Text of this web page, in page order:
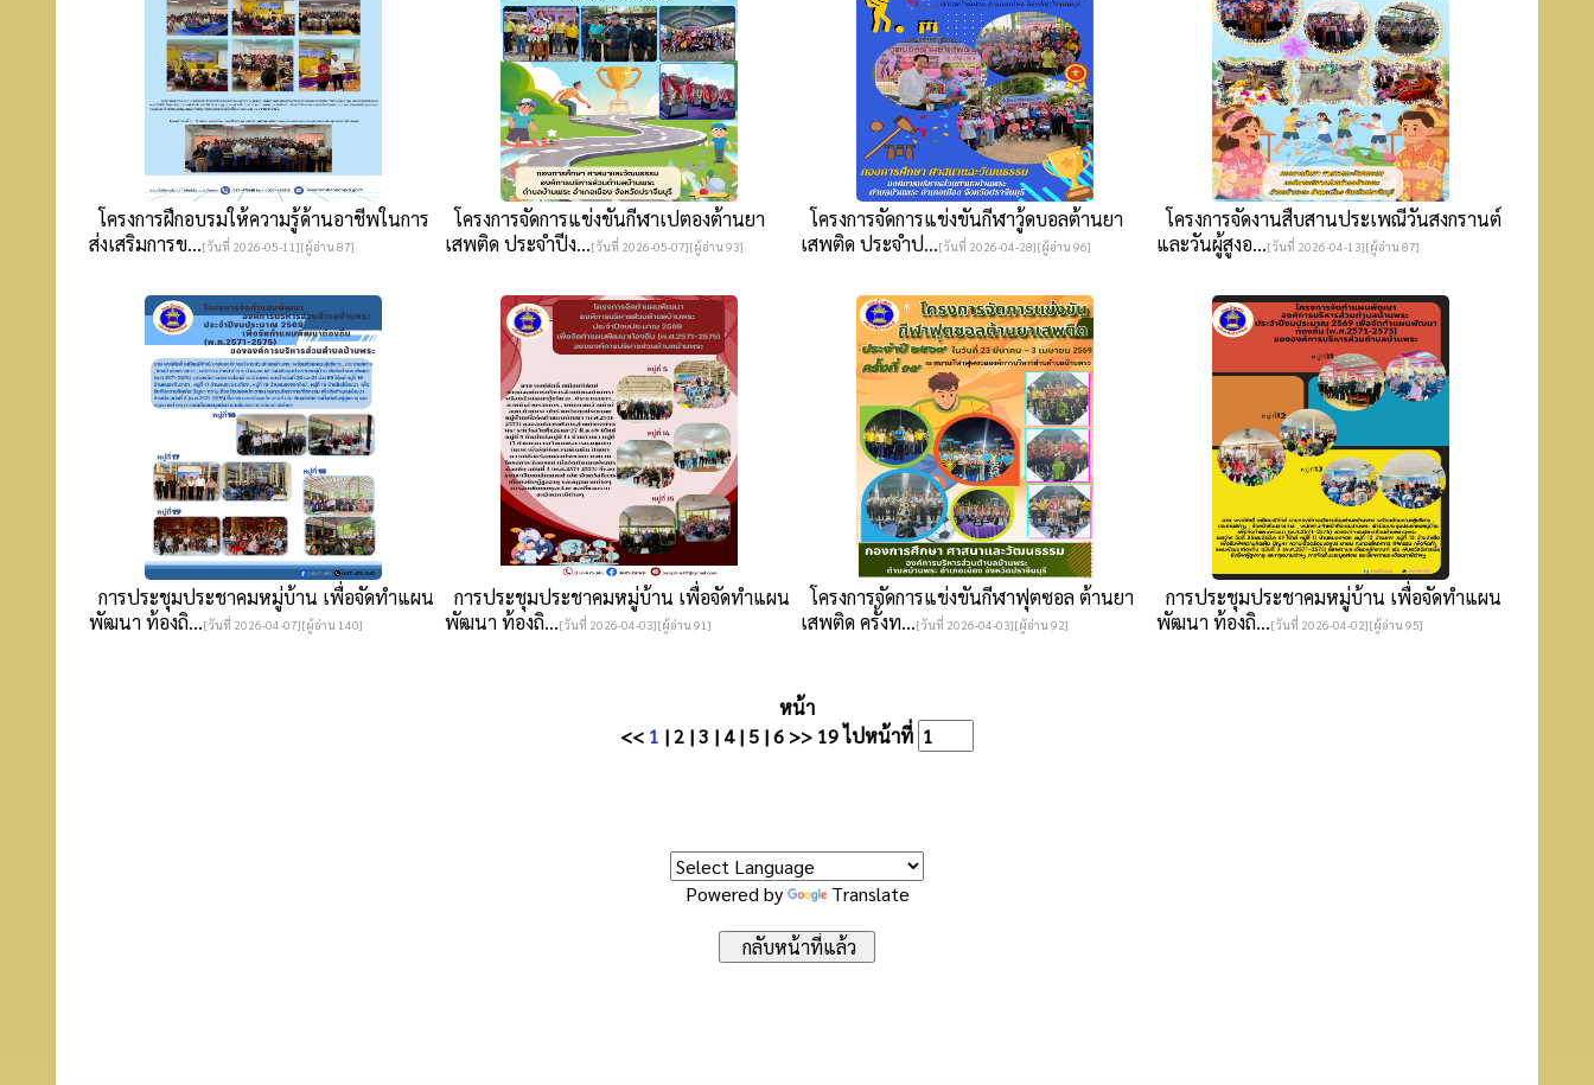
โครงการฝึกอบรมให้ความรู้ด้านอาชีพในการ
ส่งเสริมการข...[วันที่ 2026-05-11][ผู้อ่าน 87]
โครงการจัดการแข่งขันกีฬาเปตองต้านยา
เสพติด ประจำปีง...[วันที่ 2026-05-07][ผู้อ่าน 93]
โครงการจัดการแข่งขันกีฬาวู้ดบอลต้านยา
เสพติด ประจำป...[วันที่ 2026-04-28][ผู้อ่าน 96]
โครงการจัดงานสืบสานประเพณีวันสงกรานต์
และวันผู้สูงอ...[วันที่ 2026-04-13][ผู้อ่าน 87]
การประชุมประชาคมหมู่บ้าน เพื่อจัดทำแผน
พัฒนา ท้องถิ...[วันที่ 2026-04-07][ผู้อ่าน 140]
การประชุมประชาคมหมู่บ้าน เพื่อจัดทำแผน
พัฒนา ท้องถิ...[วันที่ 2026-04-03][ผู้อ่าน 91]
โครงการจัดการแข่งขันกีฬาฟุตซอล ต้านยา
เสพติด ครั้งท...[วันที่ 2026-04-03][ผู้อ่าน 92]
การประชุมประชาคมหมู่บ้าน เพื่อจัดทำแผน
พัฒนา ท้องถิ...[วันที่ 2026-04-02][ผู้อ่าน 95]
หน้า
<< 1 |2 |3 | 4| 5 |6 >> 19ไปหน้าที่
Powered by Translate